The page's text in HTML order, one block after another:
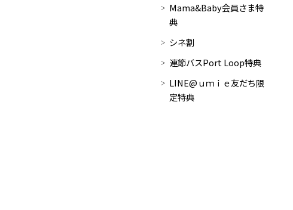
Mama&Baby会員さま特
典
シネ割
連節バスPort Loop特典
LINE@ｕｍｉｅ友だち限
定特典